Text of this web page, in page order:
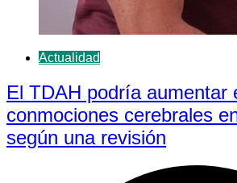
Actualidad
El TDAH podría aumentar
conmociones cerebrales
según una revisión